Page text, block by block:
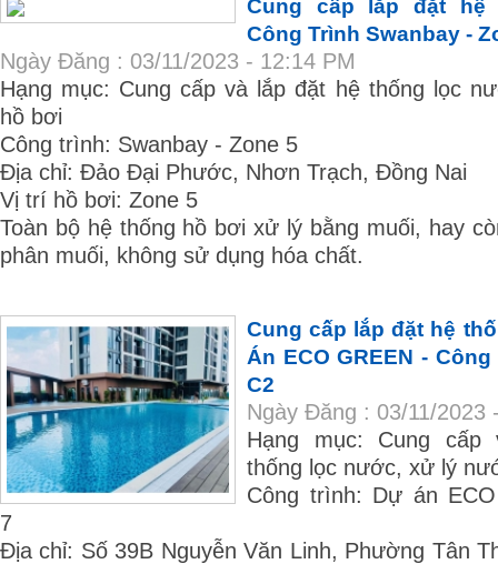
Cung cấp lắp đặt
Công Trình Swanbay -
Ngày Đăng : 03/11/2023 - 12:14 PM
Hạng mục: Cung cấp và lắp đặt hệ thống lọc
hồ bơi
Công trình: Swanbay - Zone 5
Địa chỉ: Đảo Đại Phước, Nhơn Trạch, Đồng Nai
Vị trí hồ bơi: Zone 5
Toàn bộ hệ thống hồ bơi xử lý bằng muối, hay
phân muối, không sử dụng hóa chất.
Cung cấp lắp đặt hệ
Án ECO GREEN -
C2
Ngày Đăng : 03/11/2023
Hạng mục: Cung
thống lọc nước, xử lý
Công trình: Dự án
7
Địa chỉ: Số 39B Nguyễn Văn Linh, Phường Tân